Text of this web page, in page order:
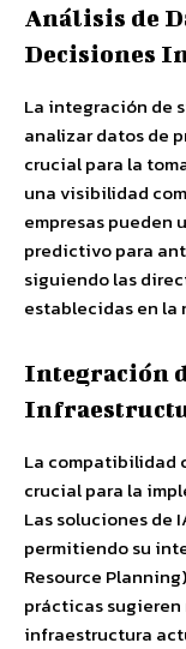
Análisis de
Decisiones
La integración de
analizar datos de
crucial para la
una visibilidad
empresas pueden
predictivo para
siguiendo las
establecidas en la
Integración
La compatibilidad
crucial para la
Las soluciones de
permitiendo su
Resource
prácticas
infraestructura